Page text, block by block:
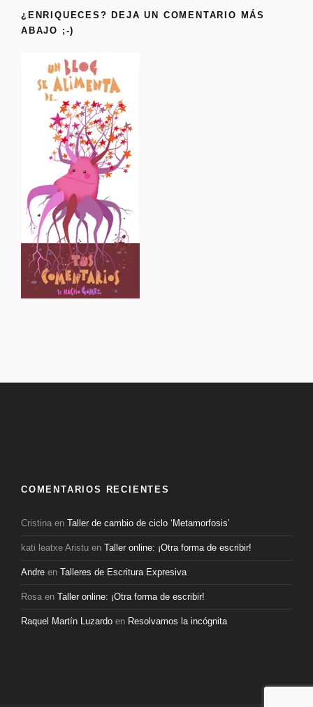
¿ENRIQUECES? DEJA UN COMENTARIO MÁS
ABAJO ;-)
COMENTARIOS RECIENTES
Cristina en Taller de cambio de ciclo ‘Metamorfosis’
kati leatxe Aristu en Taller online: ¡Otra forma de escribir!
Andre en Talleres de Escritura Expresiva
Rosa en Taller online: ¡Otra forma de escribir!
Raquel Martín Luzardo en Resolvamos la incógnita